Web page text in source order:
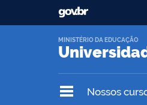
MINISTÉRIO DA EDUCAÇÃO
Nossos